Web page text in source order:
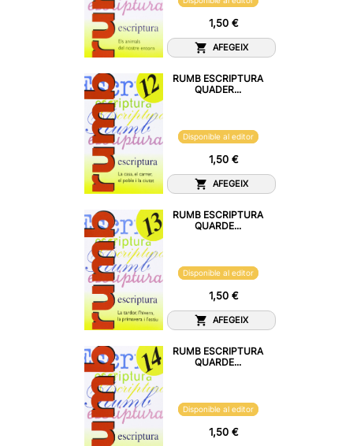
1,50 €
AFEGEIX
RUMB ESCRIPTURA
QUADER...
Disponible al editor
1,50 €
AFEGEIX
RUMB ESCRIPTURA
QUARDE...
Disponible al editor
1,50 €
AFEGEIX
RUMB ESCRIPTURA
QUARDE...
Disponible al editor
1,50 €